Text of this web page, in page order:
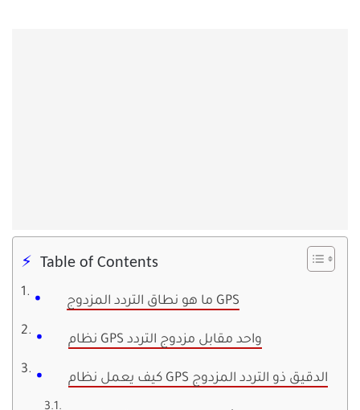
Table of Contents
ما هو نطاق التردد المزدوج GPS
نظام GPS واحد مقابل مزدوج التردد
كيف يعمل نظام GPS الدقيق ذو التردد المزدوج